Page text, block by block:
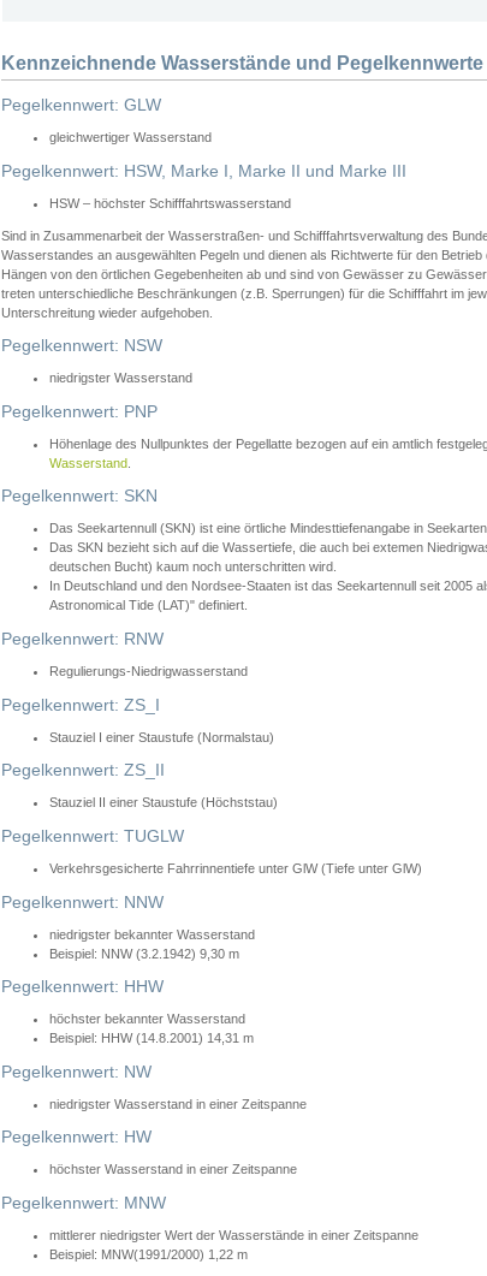
Kennzeichnende Wasserstände und Pegelkennwerte
Pegelkennwert: GLW
gleichwertiger Wasserstand
Pegelkennwert: HSW, Marke I, Marke II und Marke III
HSW – höchster Schifffahrtswasserstand
Sind in Zusammenarbeit der Wasserstraßen- und Schifffahrtsverwaltung des
Wasserstandes an ausgewählten Pegeln und dienen als Richtwerte für den
Hängen von den örtlichen Gegebenheiten ab und sind von Gewässer zu
treten unterschiedliche Beschränkungen (z.B. Sperrungen) für die Schifffahrt im
Unterschreitung wieder aufgehoben.
Pegelkennwert: NSW
niedrigster Wasserstand
Pegelkennwert: PNP
Höhenlage des Nullpunktes der Pegellatte bezogen auf ein amtlich
Wasserstand
Pegelkennwert: SKN
Das Seekartennull (SKN) ist eine örtliche Mindesttiefenangabe in
Das SKN bezieht sich auf die Wassertiefe, die auch bei extemen
deutschen Bucht) kaum noch unterschritten wird.
In Deutschland und den Nordsee-Staaten ist das Seekartennull seit
Astronomical Tide (LAT)" definiert.
Pegelkennwert: RNW
Regulierungs-Niedrigwasserstand
Pegelkennwert: ZS_I
Stauziel I einer Staustufe (Normalstau)
Pegelkennwert: ZS_II
Stauziel II einer Staustufe (Höchststau)
Pegelkennwert: TUGLW
Verkehrsgesicherte Fahrrinnentiefe unter GlW (Tiefe unter GlW)
Pegelkennwert: NNW
niedrigster bekannter Wasserstand
Beispiel: NNW (3.2.1942) 9,30 m
Pegelkennwert: HHW
höchster bekannter Wasserstand
Beispiel: HHW (14.8.2001) 14,31 m
Pegelkennwert: NW
niedrigster Wasserstand in einer Zeitspanne
Pegelkennwert: HW
höchster Wasserstand in einer Zeitspanne
Pegelkennwert: MNW
mittlerer niedrigster Wert der Wasserstände in einer Zeitspanne
Beispiel: MNW(1991/2000) 1,22 m